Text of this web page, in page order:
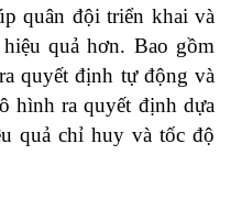
quân đội triển khai và
quả hơn. Bao gồm
quyết định tự động và
hình ra quyết định dựa
quả chỉ huy và tốc độ